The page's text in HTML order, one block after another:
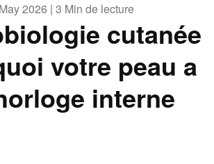
2026 | 3 Min de lecture
cutanée
votre peau a
interne